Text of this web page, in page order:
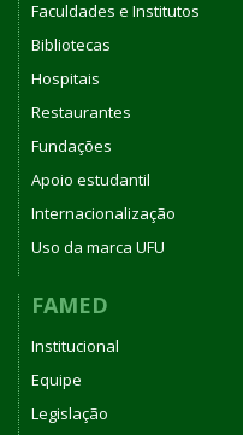
Faculdades e Institutos
Bibliotecas
Hospitais
Restaurantes
Fundações
Apoio estudantil
Internacionalização
Uso da marca UFU
FAMED
Institucional
Equipe
Legislação